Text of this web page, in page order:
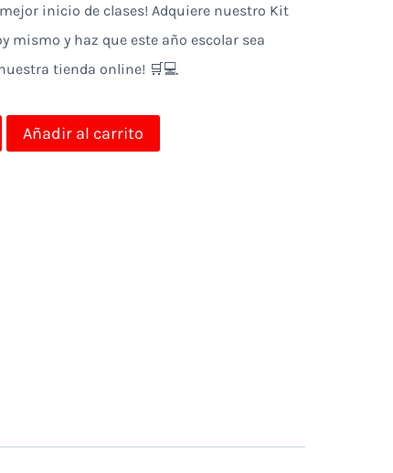
inicio de clases! Adquiere nuestro Kit
mismo y haz que este año escolar sea
tienda online! 🛒💻
Añadir al carrito